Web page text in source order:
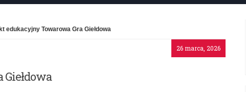
edukacyjny Towarowa Gra Giełdowa
26 marca, 2026